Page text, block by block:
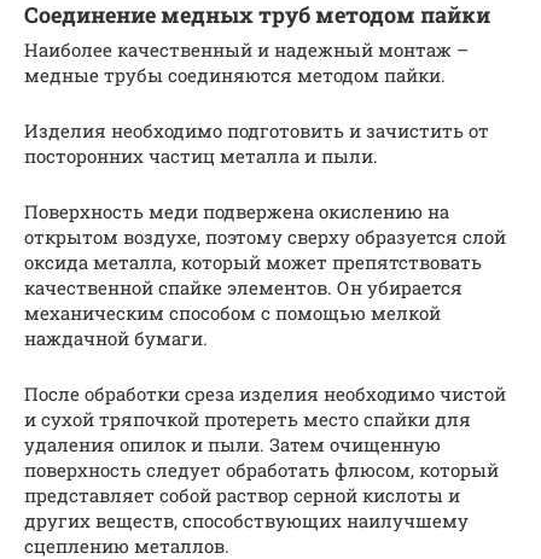
Соединение медных труб методом пайки
Наиболее качественный и надежный монтаж –
медные трубы соединяются методом пайки.
Изделия необходимо подготовить и зачистить от
посторонних частиц металла и пыли.
Поверхность меди подвержена окислению на
открытом воздухе, поэтому сверху образуется слой
оксида металла, который может препятствовать
качественной спайке элементов. Он убирается
механическим способом с помощью мелкой
наждачной бумаги.
После обработки среза изделия необходимо чистой
и сухой тряпочкой протереть место спайки для
удаления опилок и пыли. Затем очищенную
поверхность следует обработать флюсом, который
представляет собой раствор серной кислоты и
других веществ, способствующих наилучшему
сцеплению металлов.